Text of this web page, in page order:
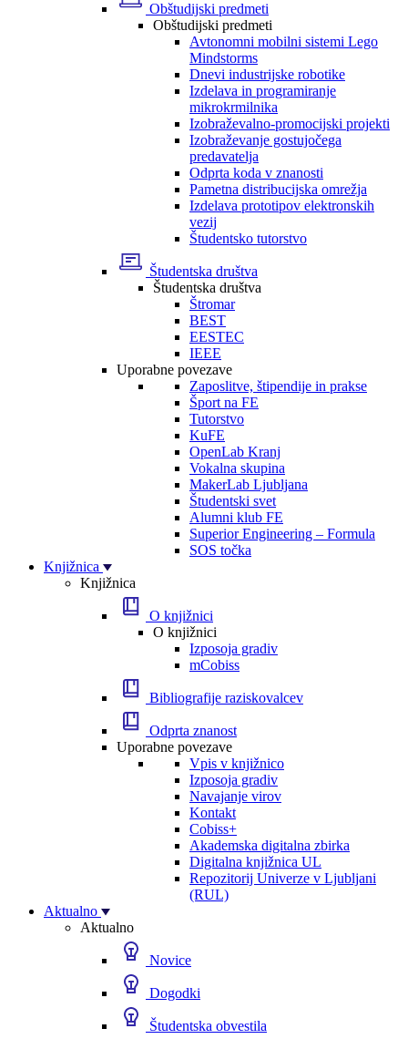
Obštudijski predmeti
Obštudijski predmeti
Avtonomni mobilni sistemi Lego
Mindstorms
Dnevi industrijske robotike
Izdelava in programiranje
mikrokrmilnika
Izobraževalno-promocijski projekti
Izobraževanje gostujočega
predavatelja
Odprta koda v znanosti
Pametna distribucijska omrežja
Izdelava prototipov elektronskih
vezij
Študentsko tutorstvo
Študentska društva
Študentska društva
Štromar
BEST
EESTEC
IEEE
Uporabne povezave
Zaposlitve, štipendije in prakse
Šport na FE
Tutorstvo
KuFE
OpenLab Kranj
Vokalna skupina
MakerLab Ljubljana
Študentski svet
Alumni klub FE
Superior Engineering – Formula
SOS točka
Knjižnica
Knjižnica
O knjižnici
O knjižnici
Izposoja gradiv
mCobiss
Bibliografije raziskovalcev
Odprta znanost
Uporabne povezave
Vpis v knjižnico
Izposoja gradiv
Navajanje virov
Kontakt
Cobiss+
Akademska digitalna zbirka
Digitalna knjižnica UL
Repozitorij Univerze v Ljubljani
(RUL)
Aktualno
Aktualno
Novice
Dogodki
Študentska obvestila